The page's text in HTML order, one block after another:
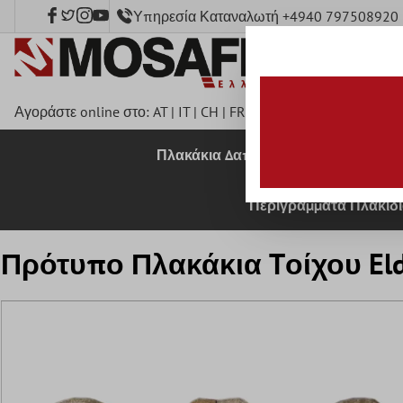
περιεχόμενο Υπηρεσία Καταναλωτή +4940 797508920
Αγοράστε online στο: AT| IT| CH | FR
Πλακάκια Δαπέδου
Περιγράμματα
Πρότυπο Πλακάκια Tοίχου